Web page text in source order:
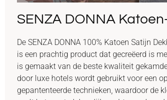
SENZA DONNA
De SENZA DONNA 100% Katoen Satijn
is een prachtig product dat gecreëerd is
is gemaakt van de beste kwaliteit
door luxe hotels wordt gebruikt voor een
gepantenteerde technieken, waardoor de